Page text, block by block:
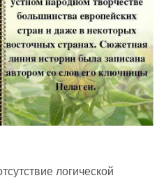
логической